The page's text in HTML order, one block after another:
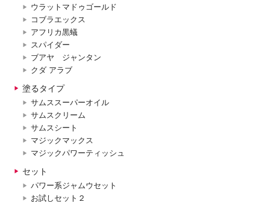
ウラットマドゥゴールド
コブラエックス
アフリカ黒蟻
スパイダー
ブアヤ ジャンタン
クダ アラブ
塗るタイプ
サムススーパーオイル
サムスクリーム
サムスシート
マジックマックス
マジックパワーティッシュ
セット
パワー系ジャムウセット
お試しセット２